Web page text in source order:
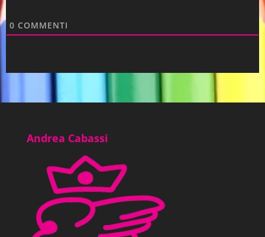
0 COMMENTI
Andrea Cabassi